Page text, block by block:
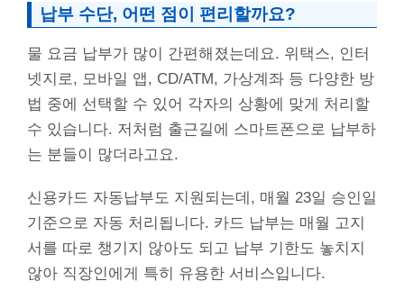
납부 수단, 어떤 점이 편리할까요?
물 요금 납부가 많이 간편해졌는데요. 위택스, 인터
넷지로, 모바일 앱, CD/ATM, 가상계좌 등 다양한 방
법 중에 선택할 수 있어 각자의 상황에 맞게 처리할
수 있습니다. 저처럼 출근길에 스마트폰으로 납부하
는 분들이 많더라고요.
신용카드 자동납부도 지원되는데, 매월 23일 승인일
기준으로 자동 처리됩니다. 카드 납부는 매월 고지
서를 따로 챙기지 않아도 되고 납부 기한도 놓치지
않아 직장인에게 특히 유용한 서비스입니다.